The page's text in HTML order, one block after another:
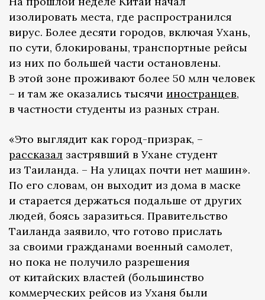
изолировать места, где распространился
вирус. Более десяти городов, включая Ухань,
по сути, блокированы, транспортные рейсы
из них по большей части остановлены.
В этой зоне проживают более 50 млн человек
– и там же оказались тысячи иностранцев,
в частности студенты из разных стран.
«Это выглядит как город-призрак, –
рассказал застрявший в Ухане студент
из Таиланда. – На улицах почти нет машин».
По его словам, он выходит из дома в маске
и старается держаться подальше от других
людей, боясь заразиться. Правительство
Таиланда заявило, что готово прислать
за своими гражданами военный самолет,
но пока не получило разрешения
от китайских властей (большинство
коммерческих рейсов из Уханя были